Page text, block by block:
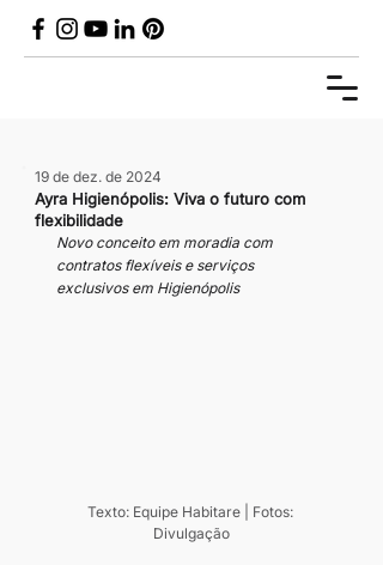
Ayra Higienópolis: Viva o futuro com
flexibilidade
19 de dez. de 2024
Novo conceito em moradia com
contratos flexíveis e serviços
exclusivos em Higienópolis
Texto: Equipe Habitare | Fotos:
Divulgação